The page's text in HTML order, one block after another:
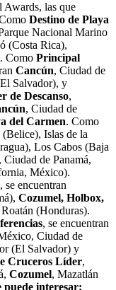
Awards, las que
Destino de Playa
Nacional Marino
(Costa Rica),
. Como Principal
Cancún, Ciudad de
Salvador), y
de Descanso,
, Ciudad de
del Carmen. Como
Islas de la
Los Cabos (Baja
de Panamá,
México).
, se encuentran
Cozumel, Holbox,
(Honduras).
, se encuentran
Ciudad de
(El Salvador) y
Cruceros Líder,
Cozumel, Mazatlán
puede interesar: